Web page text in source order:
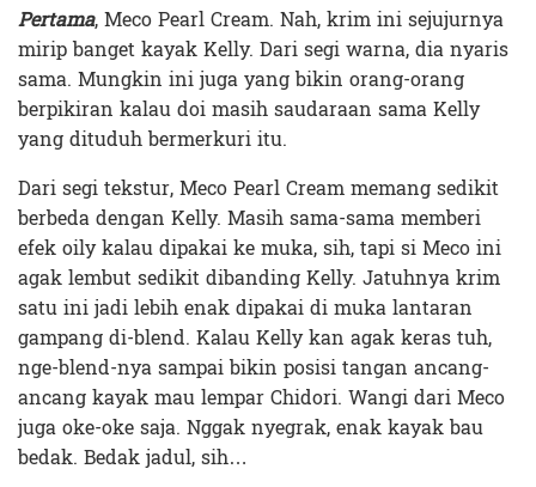
Pertama, Meco Pearl Cream. Nah, krim ini sejujurnya
mirip banget kayak Kelly. Dari segi warna, dia nyaris
sama. Mungkin ini juga yang bikin orang-orang
berpikiran kalau doi masih saudaraan sama Kelly
yang dituduh bermerkuri itu.
Dari segi tekstur, Meco Pearl Cream memang sedikit
berbeda dengan Kelly. Masih sama-sama memberi
efek oily kalau dipakai ke muka, sih, tapi si Meco ini
agak lembut sedikit dibanding Kelly. Jatuhnya krim
satu ini jadi lebih enak dipakai di muka lantaran
gampang di-blend. Kalau Kelly kan agak keras tuh,
nge-blend-nya sampai bikin posisi tangan ancang-
ancang kayak mau lempar Chidori. Wangi dari Meco
juga oke-oke saja. Nggak nyegrak, enak kayak bau
bedak. Bedak jadul, sih…